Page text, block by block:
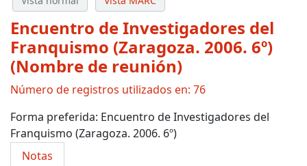
Encuentro de Investigadores del
Franquismo (Zaragoza. 2006. 6º)
(Nombre de reunión)
Número de registros utilizados en: 76
Forma preferida: Encuentro de Investigadores del
Franquismo (Zaragoza. 2006. 6º)
Notas